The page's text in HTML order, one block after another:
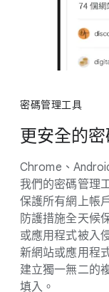
密碼​管理​工具
更​安全​的​
Chrome、​
我們​的​密碼​管理​
保護​所有​網​上​帳
防護​措施​全​天​候​
或​應用​程式​被​入
新網站​或​應用​程
建立​獨一​無二​的​
填入。